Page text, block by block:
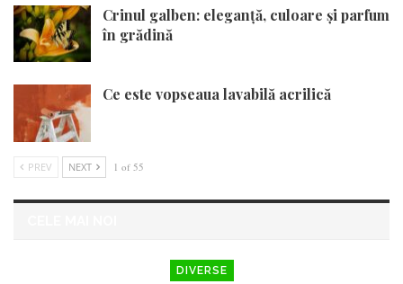
Crinul galben: eleganță, culoare și parfum
în grădină
Ce este vopseaua lavabilă acrilică
PREV NEXT 1 of 55
DIVERSE